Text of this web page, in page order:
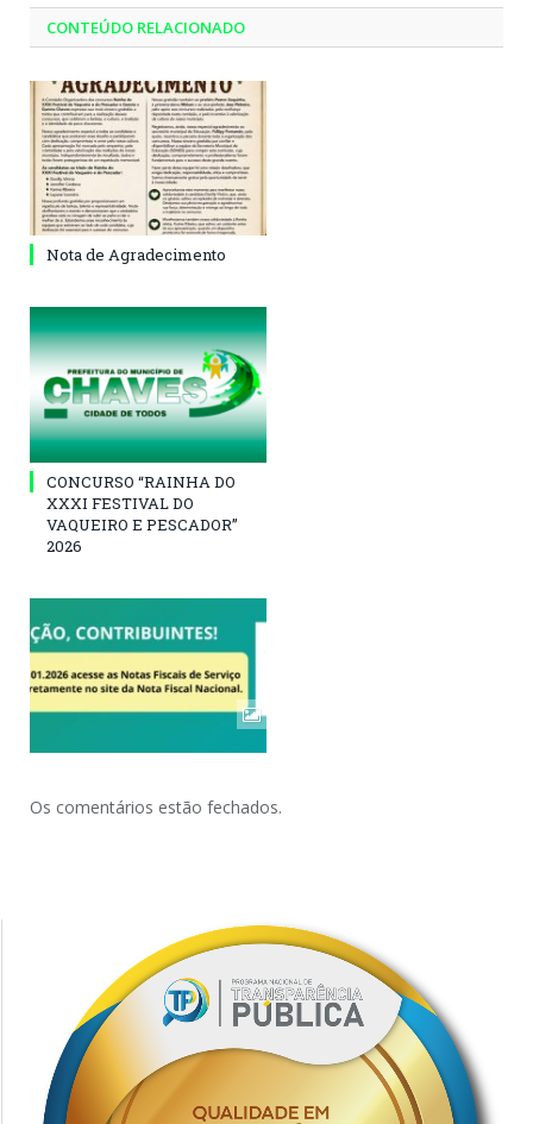
CONTEÚDO RELACIONADO
Nota de Agradecimento
CONCURSO “RAINHA DO
XXXI FESTIVAL DO
VAQUEIRO E PESCADOR”
2026
Os comentários estão fechados.